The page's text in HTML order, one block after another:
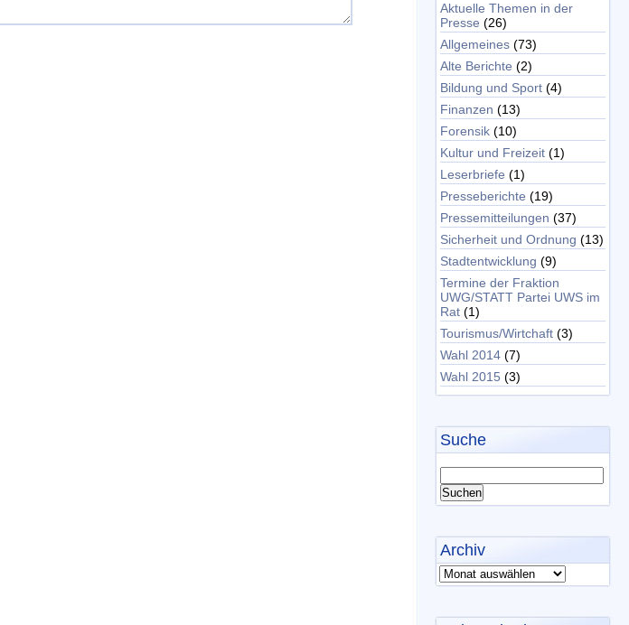
Aktuelle Themen in der
Presse (26)
Allgemeines (73)
Alte Berichte (2)
Bildung und Sport (4)
Finanzen (13)
Forensik (10)
Kultur und Freizeit (1)
Leserbriefe (1)
Presseberichte (19)
Pressemitteilungen (37)
Sicherheit und Ordnung (13)
Stadtentwicklung (9)
Termine der Fraktion
UWG/STATT Partei UWS im
Rat (1)
Tourismus/Wirtchaft (3)
Wahl 2014 (7)
Wahl 2015 (3)
Suche
Archiv
Archiv